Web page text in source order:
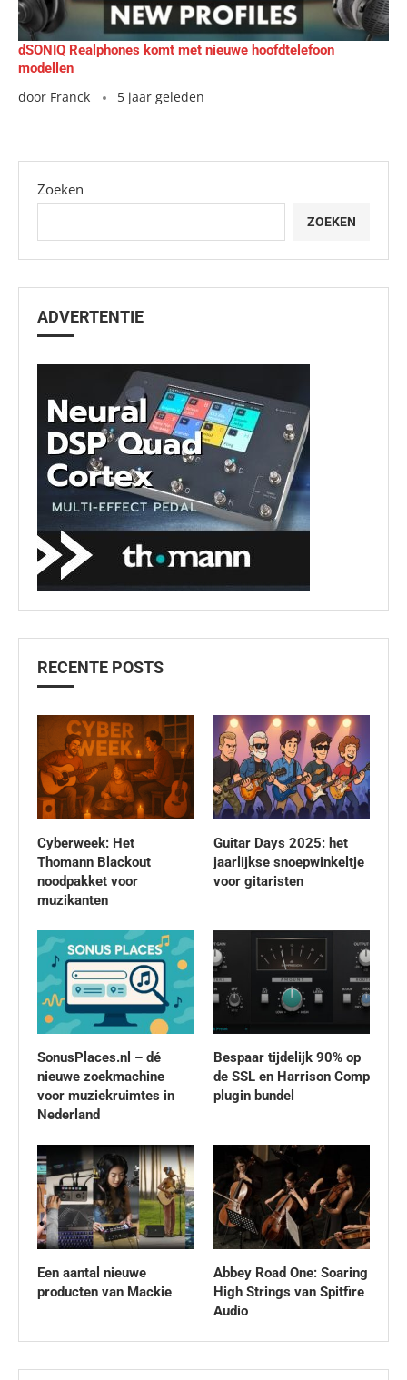
dSONIQ Realphones komt met nieuwe hoofdtelefoon
modellen
door Franck 5 jaar geleden
Zoeken
ZOEKEN
ADVERTENTIE
RECENTE POSTS
Cyberweek: Het
Thomann Blackout
noodpakket voor
muzikanten
Guitar Days 2025: het
jaarlijkse snoepwinkeltje
voor gitaristen
SonusPlaces.nl – dé
nieuwe zoekmachine
voor muziekruimtes in
Nederland
Bespaar tijdelijk 90% op
de SSL en Harrison Comp
plugin bundel
Een aantal nieuwe
producten van Mackie
Abbey Road One: Soaring
High Strings van Spitfire
Audio